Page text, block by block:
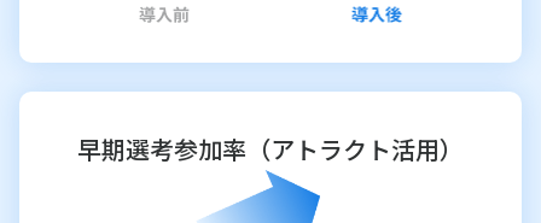
早期選考参加率（アトラクト活用）